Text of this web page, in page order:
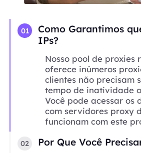
01
Como Garantimos
IPs?
Nosso pool de proxies
oferece inúmeros
clientes não precisam
tempo de inatividade
Você pode acessar os
com servidores proxy
funcionam com este
02 Por Que Você